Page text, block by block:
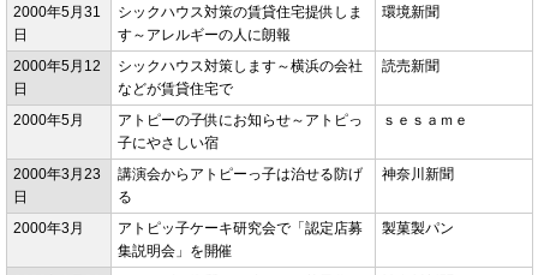
2000年5月31
日
シックハウス対策の賃貸住宅提供しま
す～アレルギーの人に朗報
環境新聞
2000年5月12
日
シックハウス対策します～横浜の会社
などが賃貸住宅で
読売新聞
2000年5月
アトピーの子供にお知らせ～アトピっ
子にやさしい宿
ｓｅｓａｍｅ
2000年3月23
日
講演会からアトピーっ子は治せる防げ
る
神奈川新聞
2000年3月
アトピッ子ケーキ研究会で「認定店募
集説明会」を開催
製菓製パン